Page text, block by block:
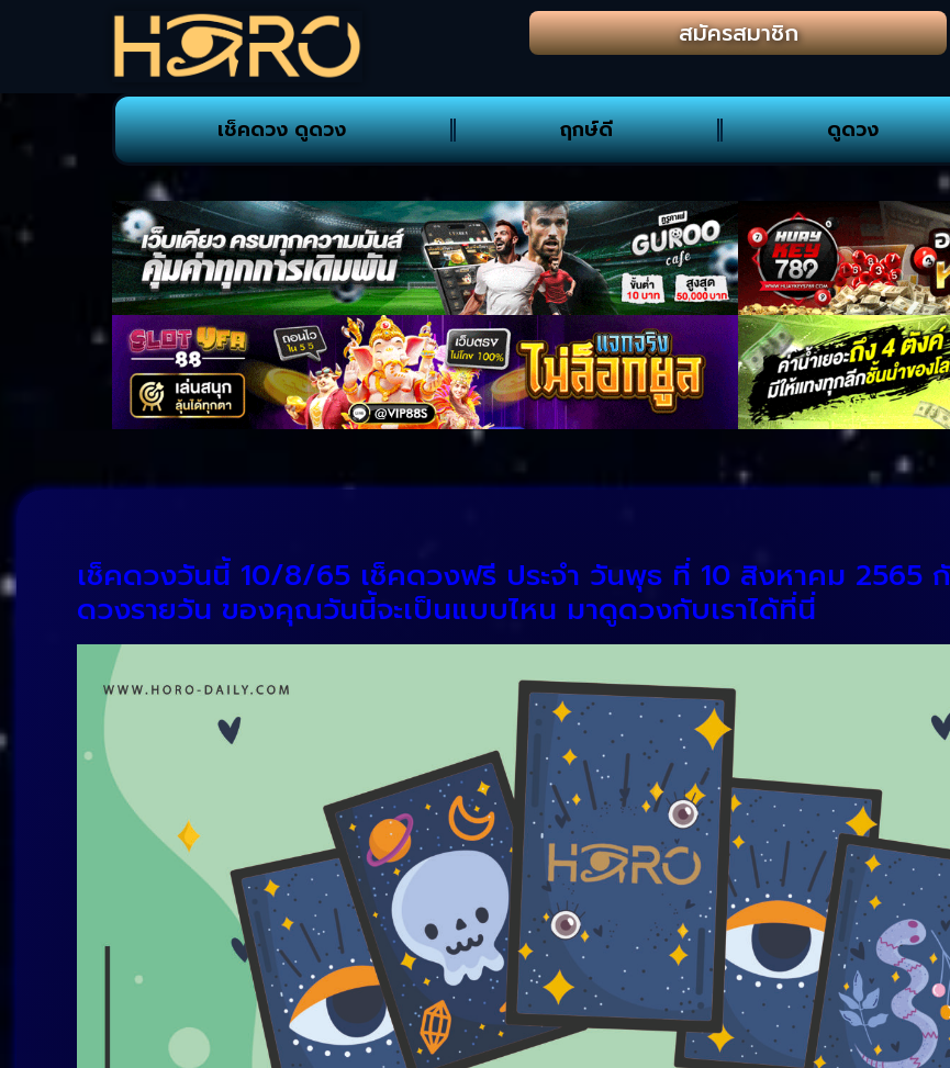
สมัครสมาชิก
เช็คดวง ดูดวง ฤกษ์ดี ดูดวง
เช็คดวงวันนี้ 10/8/65 เช็คดวงฟรี ประจำ วันพุธ ที่ 10 สิงหาคม 2565
ดวงรายวัน ของคุณวันนี้จะเป็นแบบไหน มาดูดวงกับเราได้ที่นี่